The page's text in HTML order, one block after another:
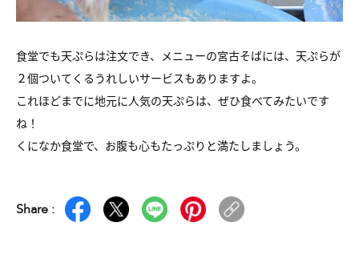
食堂でも天ぷらは注文でき、メニューの宮古そばには、天ぷらが
２個ついてくるうれしいサービスもありますよ。
これほどまでに地元に人気の天ぷらは、ぜひ食べてみたいです
ね！
くになか食堂で、お腹も心もたっぷりと満たしましょう。
Share :